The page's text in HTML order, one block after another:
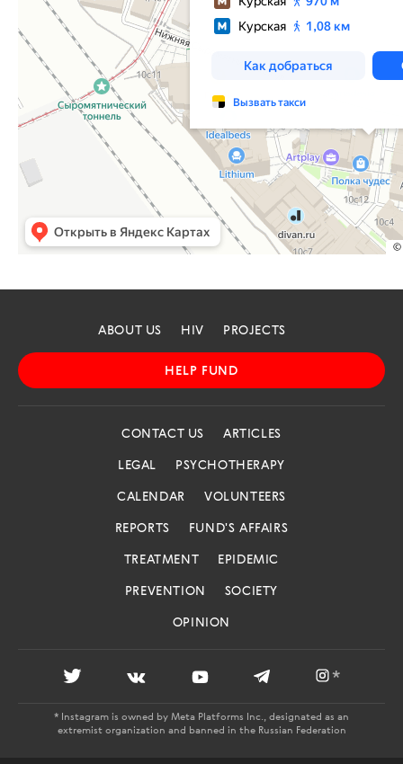
ABOUT US HIV PROJECTS
HELP FUND
CONTACT US ARTICLES
LEGAL PSYCHOTHERAPY
CALENDAR VOLUNTEERS
REPORTS FUND'S AFFAIRS
TREATMENT EPIDEMIC
PREVENTION SOCIETY
OPINION
*
* Instagram is owned by Meta Platforms Inc., designated as an
extremist organization and banned in the Russian Federation